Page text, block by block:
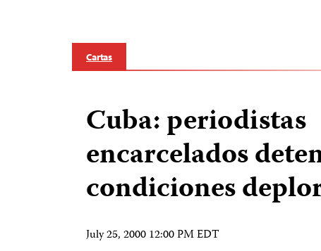
Cartas
Cuba: periodistas
encarcelados
condiciones
July 25, 2000 12:00 PM EDT